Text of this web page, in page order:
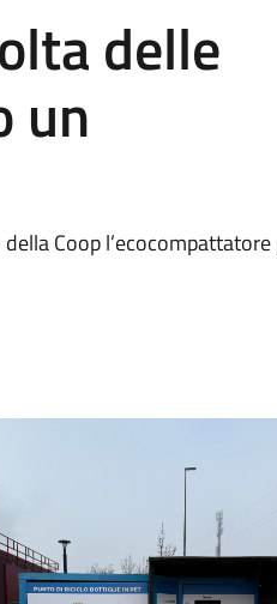
delle
un
Coop l’ecocompattatore